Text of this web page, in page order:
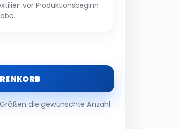
vor Produktionsbeginn
die gewünschte Anzahl